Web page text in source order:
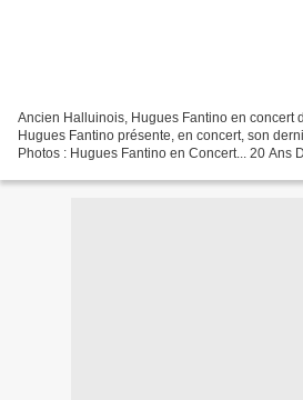
Ancien Halluinois, Hugues Fantino en concert
Hugues Fantino présente, en concert, son
Photos : Hugues Fantino en Concert... 20 Ans